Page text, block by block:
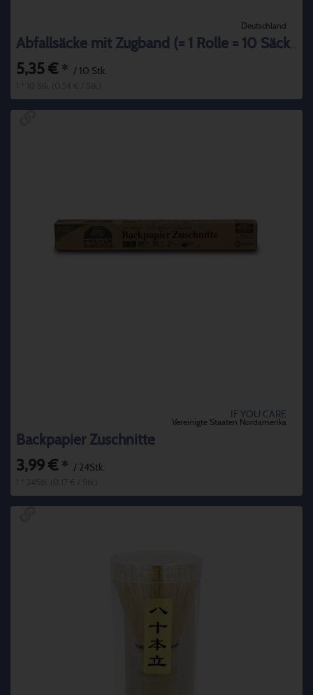
Deutschland
5,35 € * / 10 Stk.
IF YOU CARE
Vereinigte Staaten Nordamerika
Backpapier Zuschnitte
3,99 € * / 24Stk.